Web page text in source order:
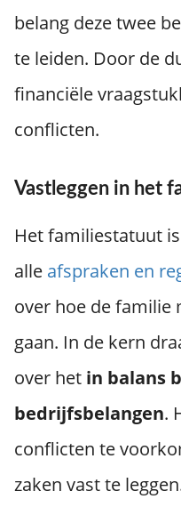
belang deze twee
te leiden. Door de
financiële
conflicten.
Vastleggen in het
Het familiestatuut
alle afspraken en
over hoe de
gaan. In de kern
over het in balans
bedrijfsbelangen.
conflicten te
zaken vast te